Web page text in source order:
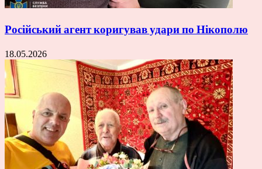
Російський агент коригував удари по Нікополю
18.05.2026